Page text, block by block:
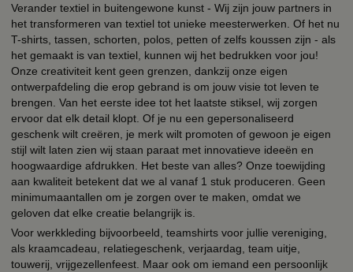
Verander textiel in buitengewone kunst - Wij zijn jouw partners in
het transformeren van textiel tot unieke meesterwerken. Of het nu
T-shirts, tassen, schorten, polos, petten of zelfs koussen zijn - als
het gemaakt is van textiel, kunnen wij het bedrukken voor jou!
Onze creativiteit kent geen grenzen, dankzij onze eigen
ontwerpafdeling die erop gebrand is om jouw visie tot leven te
brengen. Van het eerste idee tot het laatste stiksel, wij zorgen
ervoor dat elk detail klopt. Of je nu een gepersonaliseerd
geschenk wilt creëren, je merk wilt promoten of gewoon je eigen
stijl wilt laten zien wij staan paraat met innovatieve ideeën en
hoogwaardige afdrukken. Het beste van alles? Onze toewijding
aan kwaliteit betekent dat we al vanaf 1 stuk produceren. Geen
minimumaantallen om je zorgen over te maken, omdat we
geloven dat elke creatie belangrijk is.
Voor werkkleding bijvoorbeeld, teamshirts voor jullie vereniging,
als kraamcadeau, relatiegeschenk, verjaardag, team uitje,
touwerij, vrijgezellenfeest. Maar ook om iemand een persoonlijk